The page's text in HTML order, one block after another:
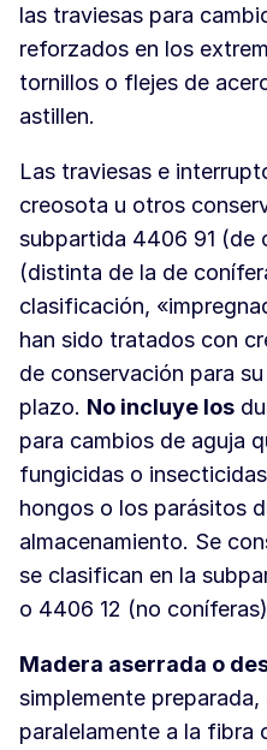
las traviesas para
reforzados en los
tornillos o flejes de
astillen.
Las traviesas e
creosota u otros
subpartida 4406 91 (de
(distinta de la de
clasificación,
han sido tratados con
de conservación para
plazo. No incluye los
para cambios de aguja
fungicidas o
hongos o los parásitos
almacenamiento. Se
se clasifican en la
o 4406 12 (no
Madera aserrada o
simplemente
paralelamente a la fibra